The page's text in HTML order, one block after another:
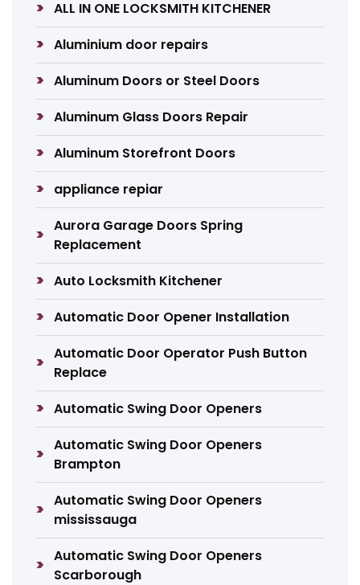
ALL IN ONE LOCKSMITH KITCHENER
Aluminium door repairs
Aluminum Doors or Steel Doors
Aluminum Glass Doors Repair
Aluminum Storefront Doors
appliance repiar
Aurora Garage Doors Spring
Replacement
Auto Locksmith Kitchener
Automatic Door Opener Installation
Automatic Door Operator Push Button
Replace
Automatic Swing Door Openers
Automatic Swing Door Openers
Brampton
Automatic Swing Door Openers
mississauga
Automatic Swing Door Openers
Scarborough